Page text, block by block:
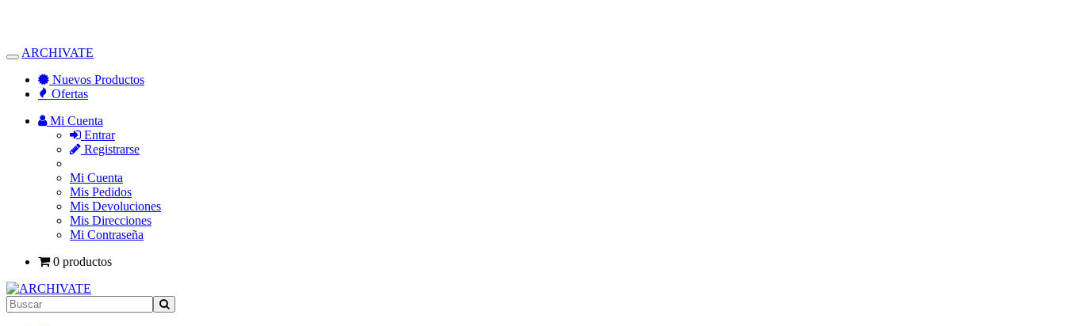
Alternar
Navegación
ARCHIVATE
Nuevos Productos
Ofertas
Mi Cuenta
Entrar
Registrarse
Mi Cuenta
Mis Pedidos
Mis Devoluciones
Mis Direcciones
Mi Contraseña
0 productos